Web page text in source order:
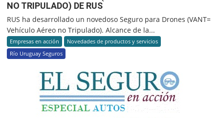
NO TRIPULADO) DE RUS
RUS ha desarrollado un novedoso Seguro para Drones (VANT=
Vehículo Aéreo no Tripulado). Alcance de la...
Empresas en acción
Novedades de productos y servicios
Río Uruguay Seguros